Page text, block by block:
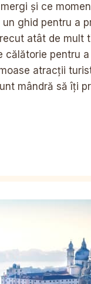
și ce
ghid pentru a
atât de mult
pentru
atracții
mândră să îți